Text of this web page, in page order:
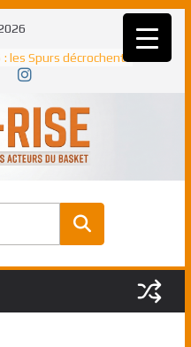
: les Spurs décrochent
NBA, la rude bataille
les Bucks et Giannis
triomphent, le Greek
: son premier
points en NBA, le
en 2002 :
sacré Rookie de
Français élu